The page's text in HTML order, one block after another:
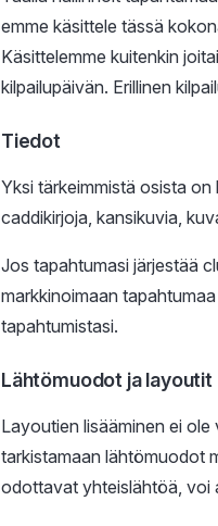
emme käsittele tässä
Käsittelemme kuitenkin
kilpailupäivän. Erillinen
Tiedot
Yksi tärkeimmistä osista
caddikirjoja, kansikuvia,
Jos tapahtumasi järjestää
markkinoimaan
tapahtumistasi.
Lähtömuodot ja layoutit
Layoutien lisääminen ei
tarkistamaan lähtömuodot
odottavat yhteislähtöä, voi